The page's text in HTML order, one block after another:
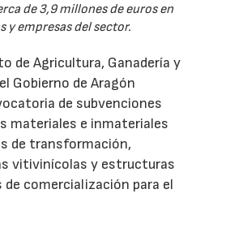
de 3,9 millones de euros en
y empresas del sector.
de Agricultura, Ganadería y
Gobierno de Aragón
de subvenciones
materiales e inmateriales
de transformación,
vitivinícolas y estructuras
comercialización para el